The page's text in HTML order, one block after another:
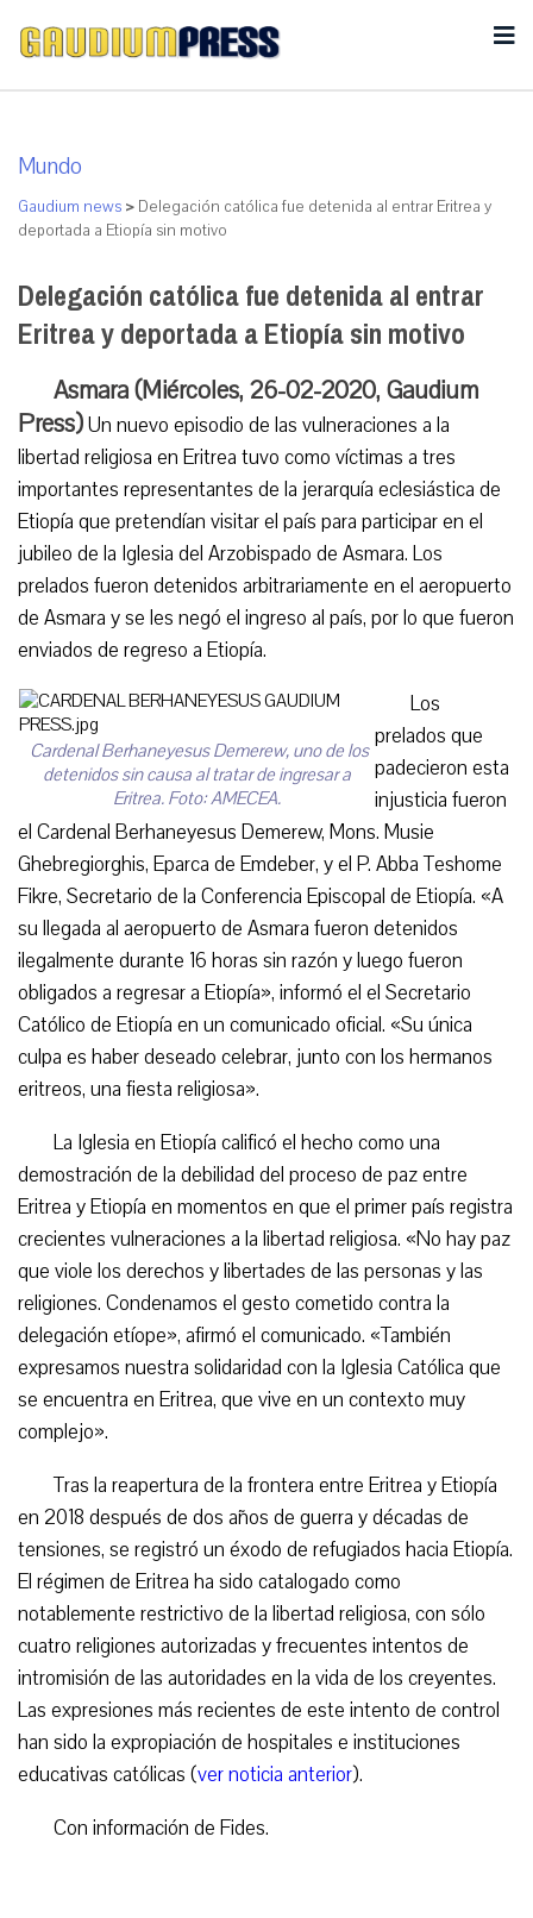
Mundo
Gaudium news > Delegación católica fue detenida al entrar Eritrea y
deportada a Etiopía sin motivo
Delegación católica fue detenida al entrar
Eritrea y deportada a Etiopía sin motivo
Asmara (Miércoles, 26-02-2020, Gaudium
Press)Un nuevo episodio de las vulneraciones a la
libertad religiosa en Eritrea tuvo como víctimas a tres
importantes representantes de la jerarquía eclesiástica de
Etiopía que pretendían visitar el país para participar en el
jubileo de la Iglesia del Arzobispado de Asmara. Los
prelados fueron detenidos arbitrariamente en el aeropuerto
de Asmara y se les negó el ingreso al país, por lo que fueron
enviados de regreso a Etiopía.
Cardenal Berhaneyesus Demerew, uno de los
detenidos sin causa al tratar de ingresar a
Eritrea. Foto: AMECEA.
Los
prelados que
padecieron esta
injusticia fueron
el Cardenal Berhaneyesus Demerew, Mons. Musie
Ghebregiorghis, Eparca de Emdeber, y el P. Abba Teshome
Fikre, Secretario de la Conferencia Episcopal de Etiopía. «A
su llegada al aeropuerto de Asmara fueron detenidos
ilegalmente durante 16 horas sin razón y luego fueron
obligados a regresar a Etiopía», informó el el Secretario
Católico de Etiopía en un comunicado oficial. «Su única
culpa es haber deseado celebrar, junto con los hermanos
eritreos, una fiesta religiosa».
La Iglesia en Etiopía calificó el hecho como una
demostración de la debilidad del proceso de paz entre
Eritrea y Etiopía en momentos en que el primer país registra
crecientes vulneraciones a la libertad religiosa. «No hay paz
que viole los derechos y libertades de las personas y las
religiones. Condenamos el gesto cometido contra la
delegación etíope», afirmó el comunicado. «También
expresamos nuestra solidaridad con la Iglesia Católica que
se encuentra en Eritrea, que vive en un contexto muy
complejo».
Tras la reapertura de la frontera entre Eritrea y Etiopía
en 2018 después de dos años de guerra y décadas de
tensiones, se registró un éxodo de refugiados hacia Etiopía.
El régimen de Eritrea ha sido catalogado como
notablemente restrictivo de la libertad religiosa, con sólo
cuatro religiones autorizadas y frecuentes intentos de
intromisión de las autoridades en la vida de los creyentes.
Las expresiones más recientes de este intento de control
han sido la expropiación de hospitales e instituciones
educativas católicas (ver noticia anterior).
Con información de Fides.